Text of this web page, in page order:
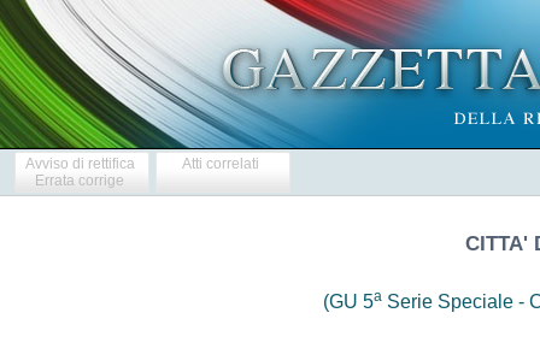
Avviso di rettifica
Errata corrige
Atti correlati
CITTA'
(GU 5a Serie Speciale -